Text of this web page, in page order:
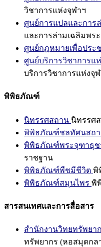
วิชาการแห่งจุฬาฯ
ศูนย์การแปลและการ
และการล่ามเฉลิมพระ
ศูนย์กฎหมายเพื่อประ
ศูนย์บริการวิชาการแ
บริการวิชาการแห่งจุ
พิพิธภัณฑ์
นิทรรศสถาน นิทรรศ
พิพิธภัณฑ์ชลทัศนสถ
พิพิธภัณฑ์พระจุฑาธุช
ราชฐาน
พิพิธภัณฑ์พืชมีชีวิต พิ
พิพิธภัณฑ์สมุนไพร พิ
สารสนเทศและการสื่อสาร
สำนักงานวิทยทรัพยา
ทรัพยากร (หอสมุดกล